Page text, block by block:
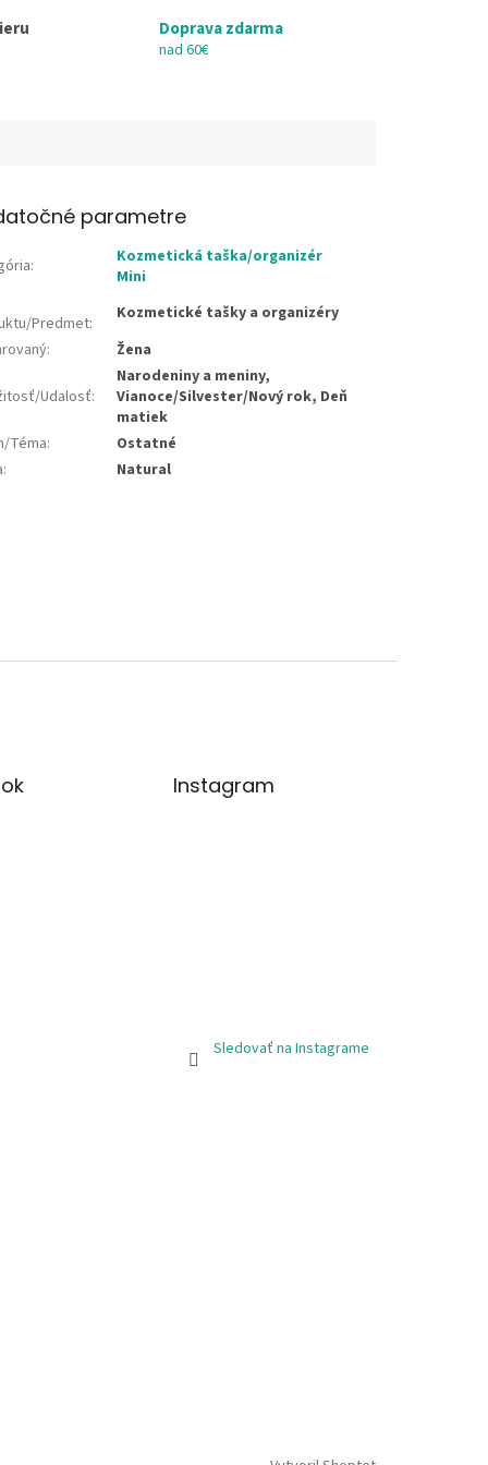
Doprava zdarma
nad 60€
parametre
:
Kozmetická taška/organizér
Mini
Predmet:
Kozmetické tašky a organizéry
: Žena
Udalosť:
Narodeniny a meniny,
Vianoce/Silvester/Nový rok, Deň
matiek
Téma:
Ostatné
: Natural
Instagram
Sledovať na Instagrame